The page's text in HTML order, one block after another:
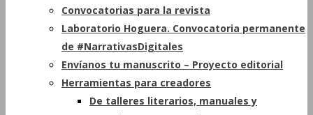
Convocatorias para la revista
Laboratorio Hoguera. Convocatoria permanente
de #NarrativasDigitales
Envíanos tu manuscrito – Proyecto editorial
Herramientas para creadores
De talleres literarios, manuales y